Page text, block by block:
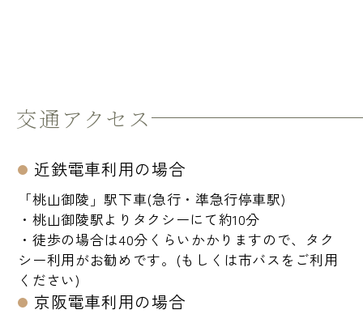
交通アクセス
近鉄電車利用の場合
「桃山御陵」駅下車(急行・準急行停車駅)
・桃山御陵駅よりタクシーにて約10分
・徒歩の場合は40分くらいかかりますので、タク
シー利用がお勧めです。(もしくは市バスをご利用
ください)
京阪電車利用の場合